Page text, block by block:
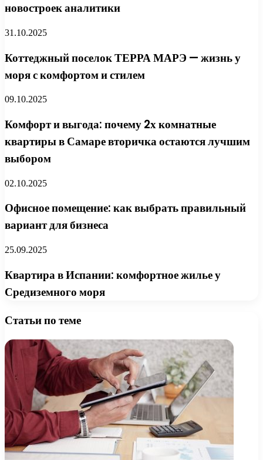
новостроек аналитики
31.10.2025
Коттеджный поселок ТЕРРА МАРЭ — жизнь у
моря с комфортом и стилем
09.10.2025
Комфорт и выгода: почему 2х комнатные
квартиры в Самаре вторичка остаются лучшим
выбором
02.10.2025
Офисное помещение: как выбрать правильный
вариант для бизнеса
25.09.2025
Квартира в Испании: комфортное жилье у
Средиземного моря
Статьи по теме